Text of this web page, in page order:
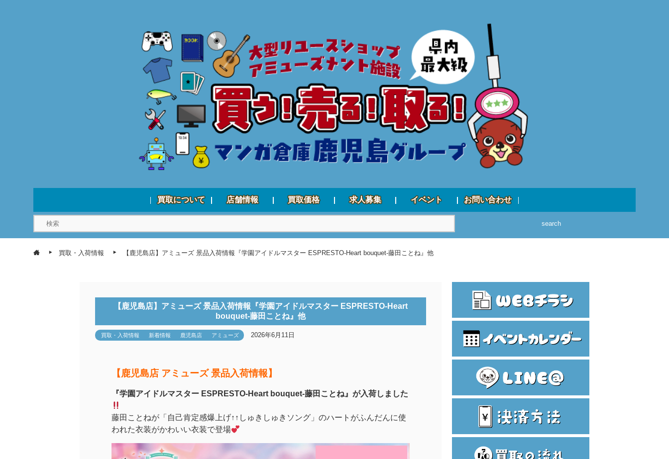
買取について 店舗情報 買取価格 求人募集 イベント お問い合わせ
search
買取・入荷情報 【鹿児島店】アミューズ 景品入荷情報『学園アイドルマスター ESPRESTO-Heart bouquet-藤田ことね』他
【鹿児島店】アミューズ 景品入荷情報『学園アイドルマスター ESPRESTO-Heart
bouquet-藤田ことね』他
買取・入荷情報 新着情報 鹿児島店 アミューズ 2026年6月11日
【鹿児島店 アミューズ 景品入荷情報】
『学園アイドルマスター ESPRESTO-Heart bouquet-藤田ことね』が入荷しました
藤田ことねが「自己肯定感爆上げ↑↑しゅきしゅきソング」のハートがふんだんに使
われた衣装がかわいい衣装で登場